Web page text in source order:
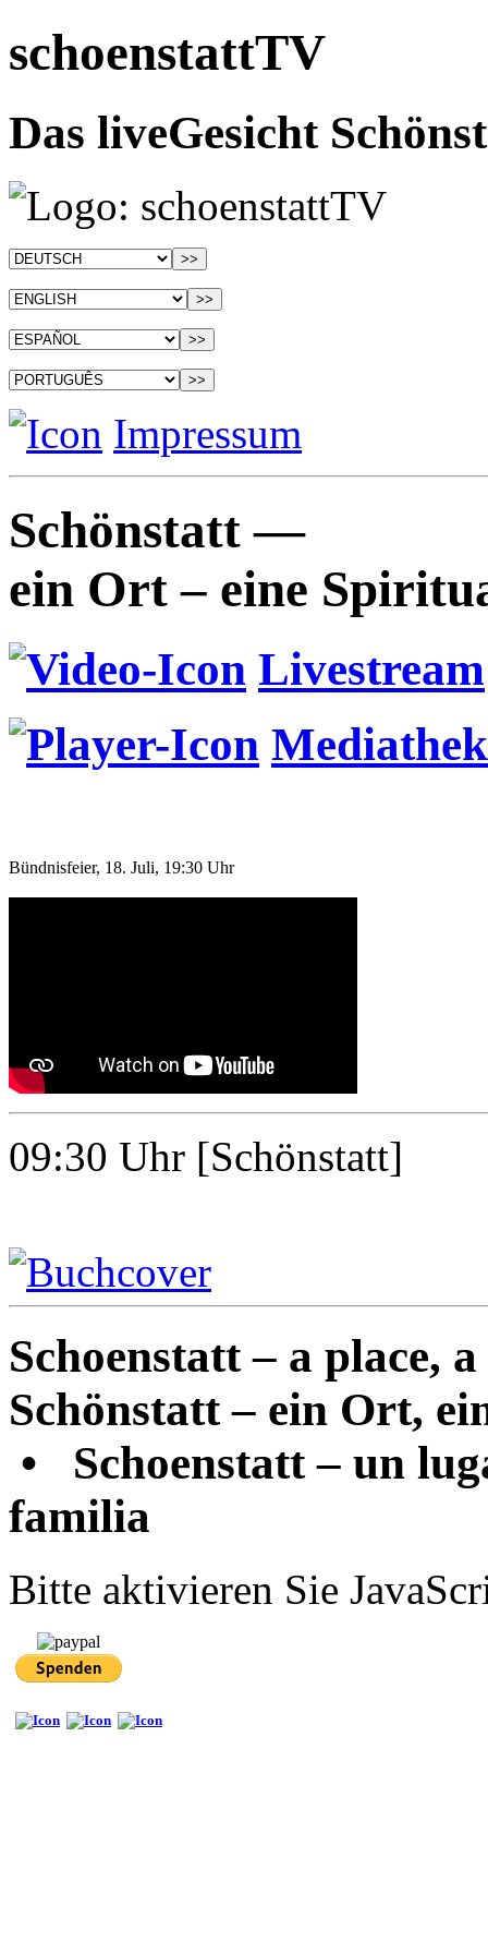
schoenstattTV
Das liveGesicht
Impressum
Schönstatt —
ein Ort – eine
Livestream
Mediathek
Bündnisfeier, 18. Juli, 19:30 Uhr
09:30 Uhr [Schönstatt]
Schoenstatt – a
Schönstatt – ein Ort,
•
Schoenstatt – un
familia
Bitte aktivieren Sie